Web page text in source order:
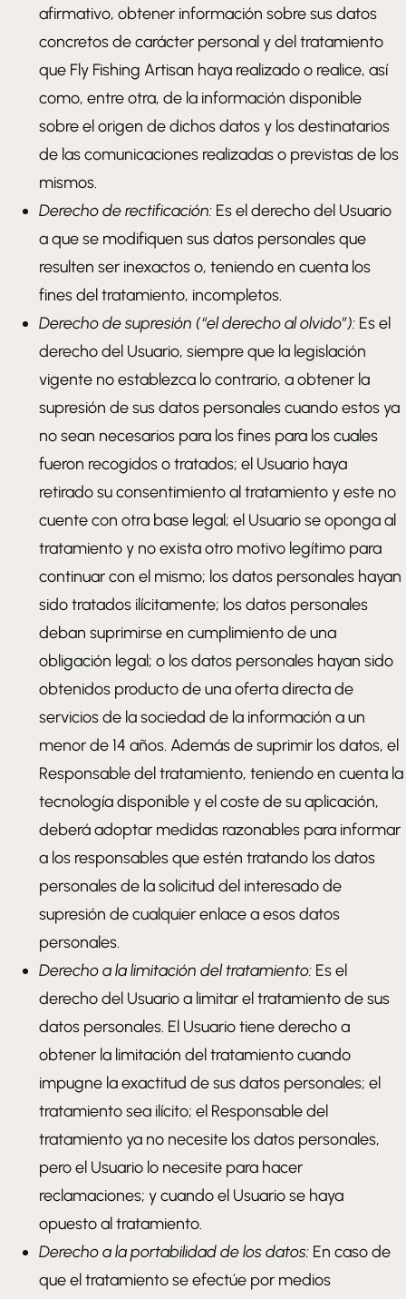
afirmativo, obtener información sobre sus datos
concretos de carácter personal y del tratamiento
que Fly Fishing Artisan haya realizado o realice, así
como, entre otra, de la información disponible
sobre el origen de dichos datos y los destinatarios
de las comunicaciones realizadas o previstas de los
mismos.
Derecho de rectificación: Es el derecho del Usuario
a que se modifiquen sus datos personales que
resulten ser inexactos o, teniendo en cuenta los
fines del tratamiento, incompletos.
Derecho de supresión (“el derecho al olvido”): Es el
derecho del Usuario, siempre que la legislación
vigente no establezca lo contrario, a obtener la
supresión de sus datos personales cuando estos ya
no sean necesarios para los fines para los cuales
fueron recogidos o tratados; el Usuario haya
retirado su consentimiento al tratamiento y este no
cuente con otra base legal; el Usuario se oponga al
tratamiento y no exista otro motivo legítimo para
continuar con el mismo; los datos personales hayan
sido tratados ilícitamente; los datos personales
deban suprimirse en cumplimiento de una
obligación legal; o los datos personales hayan sido
obtenidos producto de una oferta directa de
servicios de la sociedad de la información a un
menor de 14 años. Además de suprimir los datos, el
Responsable del tratamiento, teniendo en cuenta la
tecnología disponible y el coste de su aplicación,
deberá adoptar medidas razonables para informar
a los responsables que estén tratando los datos
personales de la solicitud del interesado de
supresión de cualquier enlace a esos datos
personales.
Derecho a la limitación del tratamiento: Es el
derecho del Usuario a limitar el tratamiento de sus
datos personales. El Usuario tiene derecho a
obtener la limitación del tratamiento cuando
impugne la exactitud de sus datos personales; el
tratamiento sea ilícito; el Responsable del
tratamiento ya no necesite los datos personales,
pero el Usuario lo necesite para hacer
reclamaciones; y cuando el Usuario se haya
opuesto al tratamiento.
Derecho a la portabilidad de los datos: En caso de
que el tratamiento se efectúe por medios